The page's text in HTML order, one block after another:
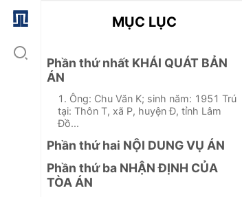
MỤC LỤC
Phần thứ nhất KHÁI QUÁT BẢN
ÁN
1. Ông: Chu Văn K; sinh năm: 1951 Trú
tại: Thôn T, xã P, huyện Đ, tỉnh Lâm
Đồ...
Phần thứ hai NỘI DUNG VỤ ÁN
Phần thứ ba NHẬN ĐỊNH CỦA
TÒA ÁN